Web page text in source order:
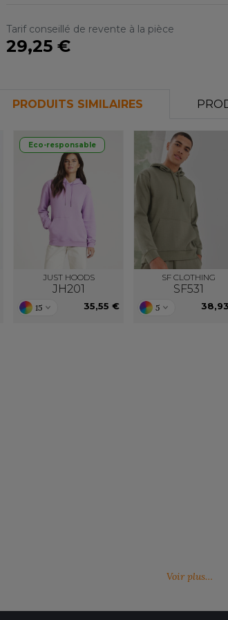
Tarif conseillé de revente à la pièce
29,25 €
PRODUITS SIMILAIRES
Eco-responsable
JUST HOODS
JH201
15 35,55 €
SF CLOTHING
SF531
5
Voir plus…